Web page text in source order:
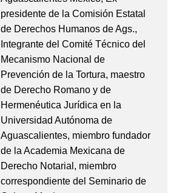
presidente de la Comisión Estatal
de Derechos Humanos de Ags.,
Integrante del Comité Técnico del
Mecanismo Nacional de
Prevención de la Tortura, maestro
de Derecho Romano y de
Hermenéutica Jurídica en la
Universidad Autónoma de
Aguascalientes, miembro fundador
de la Academia Mexicana de
Derecho Notarial, miembro
correspondiente del Seminario de